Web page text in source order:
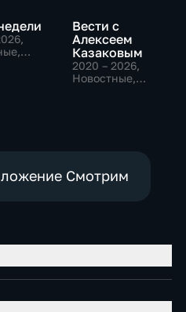
,
Вести с
Алексеем
Казаковым
2020 – 2026,
Новостные,
Смотрим